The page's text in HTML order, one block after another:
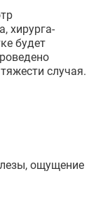
хирурга-
будет
случая.
ощущение